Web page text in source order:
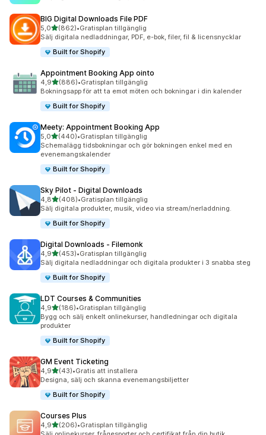
BIG Digital Downloads File PDF
5,0av 5 stjärnor
(862)
862 recensioner totalt
•Gratisplan tillgänglig
Sälj digitala nedladdningar, PDF, e-bok, filer, fil & licensnycklar
Built for Shopify
Appointment Booking App ointo
4,9av 5 stjärnor
(886)
886 recensioner totalt
•Gratisplan tillgänglig
Bokningsapp för att ta emot möten och bokningar i din kalender
Built for Shopify
Meety: Appointment Booking App
5,0av 5 stjärnor
(440)
440 recensioner totalt
•Gratisplan tillgänglig
Schemalägg tidsbokningar och gör bokningen enkel med en
evenemangskalender
Built for Shopify
Sky Pilot ‑ Digital Downloads
4,8av 5 stjärnor
(408)
408 recensioner totalt
•Gratisplan tillgänglig
Sälj digitala produkter, musik, video via stream/nerladdning.
Built for Shopify
Digital Downloads ‑ Filemonk
4,9av 5 stjärnor
(453)
453 recensioner totalt
•Gratisplan tillgänglig
Sälj digitala nedladdningar och digitala produkter i 3 snabba steg
Built for Shopify
LDT Courses & Communities
4,9av 5 stjärnor
(186)
186 recensioner totalt
•Gratisplan tillgänglig
Bygg och sälj enkelt onlinekurser, handledningar och digitala
produkter
Built for Shopify
GM Event Ticketing
4,9av 5 stjärnor
(43)
43 recensioner totalt
•Gratis att installera
Designa, sälj och skanna evenemangsbiljetter
Built for Shopify
Courses Plus
4,9av 5 stjärnor
(206)
206 recensioner totalt
•Gratisplan tillgänglig